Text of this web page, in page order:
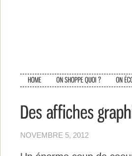
NOVEMBRE 5, 2012